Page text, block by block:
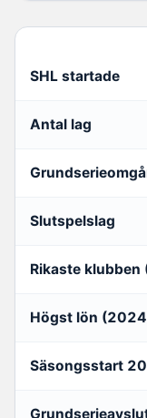
SHL startade
Antal lag
Slutspelslag
Rikaste
Högst lön
Säsongsstart